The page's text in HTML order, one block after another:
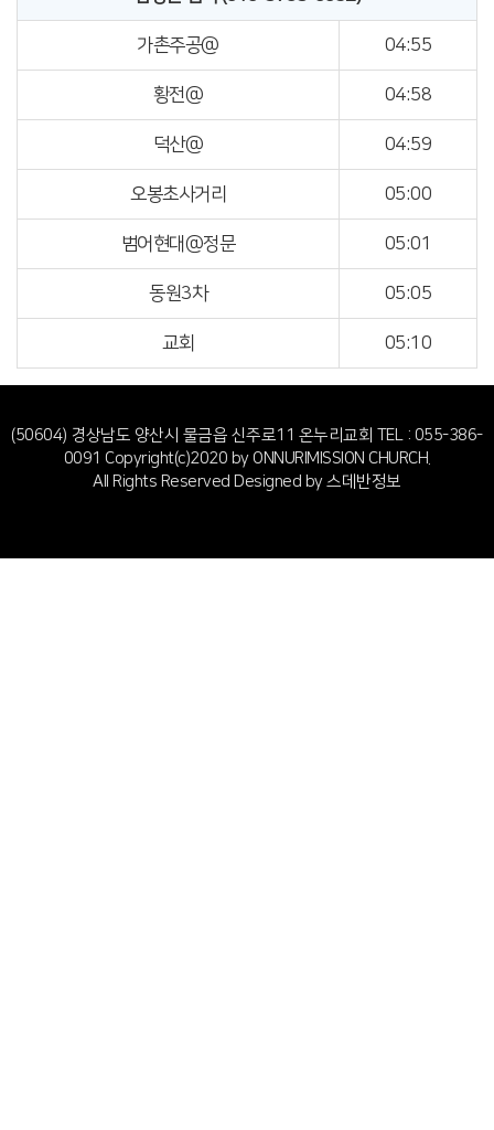
가촌주공@ 04:55
황전@ 04:58
덕산@ 04:59
오봉초사거리 05:00
범어현대@정문 05:01
동원3차 05:05
교회 05:10
(50604) 경상남도 양산시 물금읍 신주로11 온누리교회 TEL : 055-386-
0091 Copyright(c)2020 by ONNURIMISSION CHURCH.
All Rights Reserved Designed by스데반정보